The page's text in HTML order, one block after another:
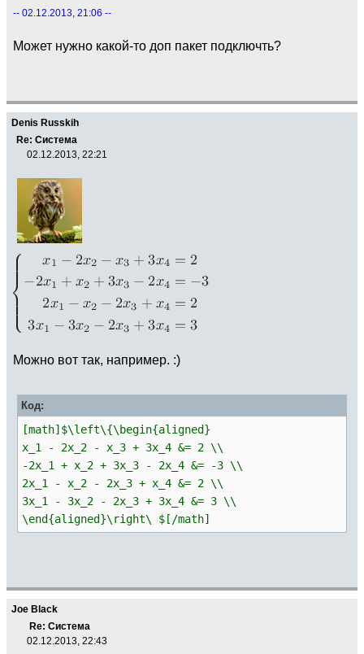
-- 02.12.2013, 21:06 --
Может нужно какой-то доп пакет подключть?
Denis Russkih
Re: Система
02.12.2013, 22:21
Можно вот так, например. :)
Код:
[math]$\left\{\begin{aligned}
x_1 - 2x_2 - x_3 + 3x_4 &= 2 \\
-2x_1 + x_2 + 3x_3 - 2x_4 &= -3 \\
2x_1 - x_2 - 2x_3 + x_4 &= 2 \\
3x_1 - 3x_2 - 2x_3 + 3x_4 &= 3 \\
\end{aligned}\right\ $[/math]
Joe Black
Re: Система
02.12.2013, 22:43